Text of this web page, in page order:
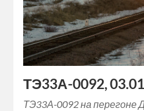
ТЭ33А-0092,
ТЭ33А-0092 на перегоне